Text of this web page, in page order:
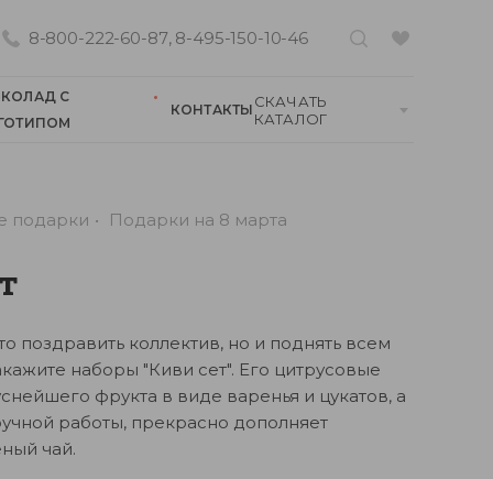
8-800-222-60-87, 8-495-150-10-46
С
КОНТАКТЫ СКАЧАТЬ
КАТАЛОГ
подарки Подарки на 8 марта
поздравить коллектив, но и поднять всем
наборы "Киви сет". Его цитрусовые
фрукта в виде варенья и цукатов, а
работы, прекрасно дополняет
чай.